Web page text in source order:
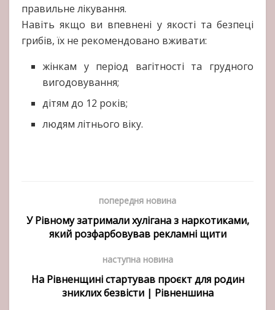
правильне лікування.
Навіть якщо ви впевнені у якості та безпеці
грибів, їх не рекомендовано вживати:
жінкам у період вагітності та грудного
вигодовування;
дітям до 12 років;
людям літнього віку.
попередня новина
У Рівному затримали хулігана з наркотиками,
який розфарбовував рекламні щити
наступна новина
На Рівненщині стартував проєкт для родин
зниклих безвісти | Рівненшина